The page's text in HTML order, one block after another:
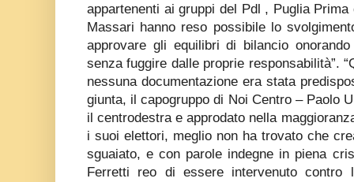
appartenenti ai gruppi del Pdl , Puglia
Massari hanno reso possibile lo
approvare gli equilibri di bilancio
senza fuggire dalle proprie responsabilità”.
nessuna documentazione era stata
giunta, il capogruppo di Noi Centro – Paolo
il centrodestra e approdato nella
i suoi elettori, meglio non ha trovato che
sguaiato, e con parole indegne in piena
Ferretti reo di essere intervenuto contro